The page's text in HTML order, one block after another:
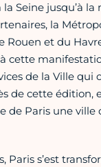
Seine jusqu’à la
la
Rouen et du
cette
de la Ville
de cette édition,
de Paris une ville
Paris s’est